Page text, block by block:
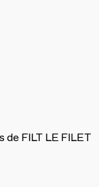
de FILT LE FILET